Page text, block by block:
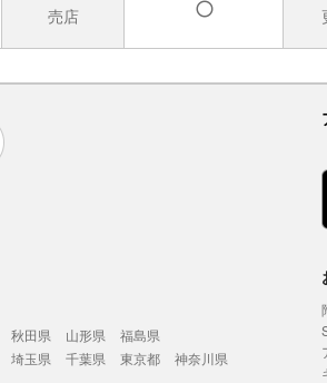
売店
秋田県 山形県
福島県
埼玉県 千葉県 東京都
神奈川県